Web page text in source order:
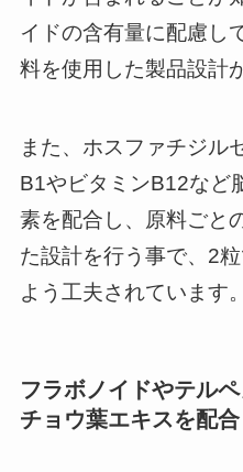
イドの含有量に配慮し
料を使用した製品設計
また、ホスファチジル
B1やビタミンB12など
素を配合し、原料ごと
た設計を行う事で、2
よう工夫されています。
フラボノイドやテル
チョウ葉エキスを配合